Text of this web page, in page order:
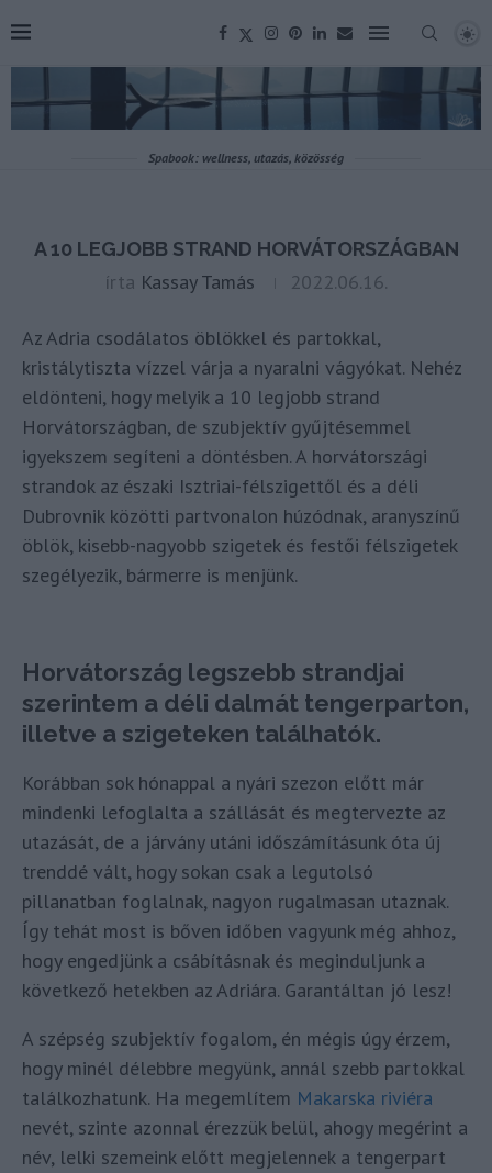
Spabook: wellness, utazás, közösség
A 10 LEGJOBB STRAND HORVÁTORSZÁGBAN
írta Kassay Tamás 2022.06.16.
Az Adria csodálatos öblökkel és partokkal,
kristálytiszta vízzel várja a nyaralni vágyókat. Nehéz
eldönteni, hogy melyik a 10 legjobb strand
Horvátországban, de szubjektív gyűjtésemmel
igyekszem segíteni a döntésben. A horvátországi
strandok az északi Isztriai-félszigettől és a déli
Dubrovnik közötti partvonalon húzódnak, aranyszínű
öblök, kisebb-nagyobb szigetek és festői félszigetek
szegélyezik, bármerre is menjünk.
Horvátország legszebb strandjai
szerintem a déli dalmát tengerparton,
illetve a szigeteken találhatók.
Korábban sok hónappal a nyári szezon előtt már
mindenki lefoglalta a szállását és megtervezte az
utazását, de a járvány utáni időszámításunk óta új
trenddé vált, hogy sokan csak a legutolsó
pillanatban foglalnak, nagyon rugalmasan utaznak.
Így tehát most is bőven időben vagyunk még ahhoz,
hogy engedjünk a csábításnak és meginduljunk a
következő hetekben az Adriára. Garantáltan jó lesz!
A szépség szubjektív fogalom, én mégis úgy érzem,
hogy minél délebbre megyünk, annál szebb partokkal
találkozhatunk. Ha megemlítem Makarska riviéra
nevét, szinte azonnal érezzük belül, ahogy megérint a
név, lelki szemeink előtt megjelennek a tengerpart